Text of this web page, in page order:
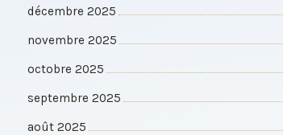
décembre 2025
novembre 2025
octobre 2025
septembre 2025
août 2025